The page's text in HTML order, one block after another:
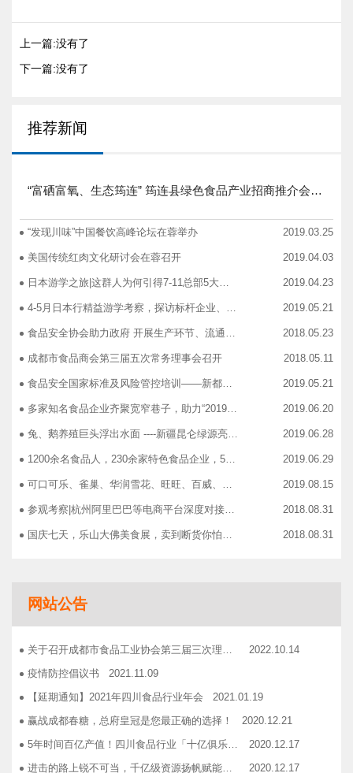
上一篇:没有了
下一篇:没有了
推荐新闻
“富硒富氧、生态筠连” 筠连县绿色食品产业招商推介会圆满举行
“发现川味”中国餐饮高峰论坛在蓉举办 2019.03.25
美国传统红肉文化研讨会在蓉召开 2019.04.03
日本游学之旅|这群人为何引得7-11总部5大高管集团出动 2019.04.23
4-5月日本行精益游学考察，探访标杆企业、解析成功密码 2019.05.21
食品安全协会助力政府 开展生产环节、流通环节、餐饮环节培训会 2018.05.23
成都市食品商会第三届五次常务理事会召开 2018.05.11
食品安全国家标准及风险管控培训——新都站、广汉站、简阳站 2019.05.21
多家知名食品企业齐聚宽窄巷子，助力“2019食品安全宣传周” 2019.06.20
兔、鹅养殖巨头浮出水面 ----新疆昆仑绿源亮相成都餐饮供应链展 引领绿色食材新高度 2019.06.28
1200余名食品人，230余家特色食品企业，50余家新零售平台齐聚成都“搞事情”！ 2019.06.29
可口可乐、雀巢、华润雪花、旺旺、百威、青岛啤酒，销售过亿的经销商等齐聚上海，只为2019中国快消品大会！ 2019.08.15
参观考察|杭州阿里巴巴等电商平台深度对接，仅剩3个名额！ 2018.08.31
国庆七天，乐山大佛美食展，卖到断货你怕了吗？ 2018.08.31
志宏印务灾后复产暨十五周年感恩答谢会
网站公告
关于召开成都市食品工业协会第三届三次理事会的通知
2022.10.14
疫情防控倡议书
2021.11.09
【延期通知】2021年四川食品行业年会
2021.01.19
赢战成都春糖，总府皇冠是您最正确的选择！
2020.12.21
5年时间百亿产值！四川食品行业「十亿俱乐部」合伙人招募！
2020.12.17
进击的路上锐不可当，千亿级资源扬帆赋能！电商启航班招募啦！
2020.12.17